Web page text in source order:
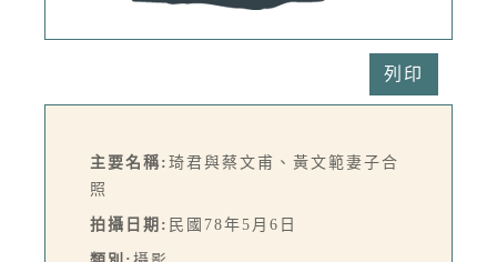
列印
主要名稱: 琦君與蔡文甫、黃文範妻子合
照
拍攝日期: 民國78年5月6日